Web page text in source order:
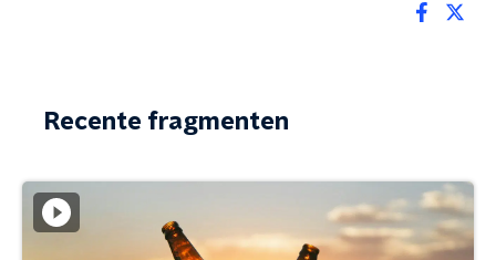
Recente fragmenten